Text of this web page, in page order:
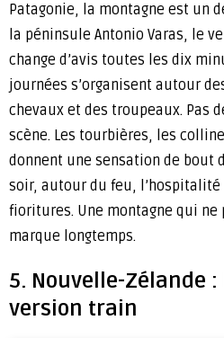
Patagonie, la montagne est un
la péninsule Antonio Varas, le
change d’avis toutes les dix
journées s’organisent autour
chevaux et des troupeaux. Pas
scène. Les tourbières, les
donnent une sensation de bout
soir, autour du feu,
fioritures. Une montagne qui
marque longtemps.
5. Nouvelle-Zélande
version train